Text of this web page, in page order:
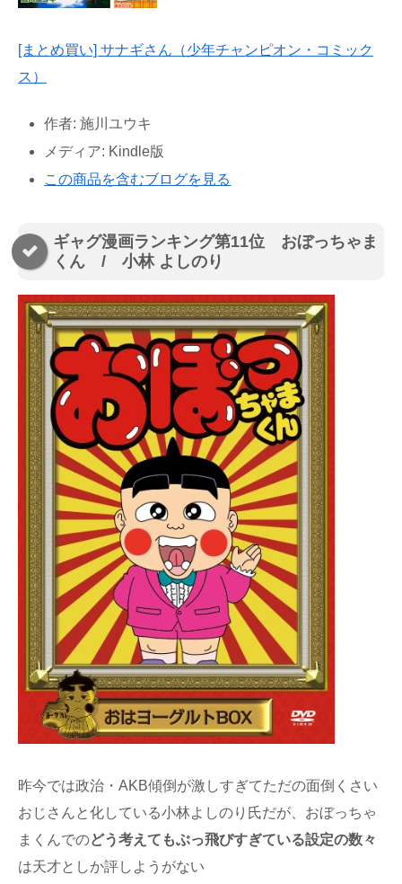
[まとめ買い] サナギさん（少年チャンピオン・コミック
ス）
作者: 施川ユウキ
メディア: Kindle版
この商品を含むブログを見る
ギャグ漫画ランキング第11位 おぼっちゃま
くん / 小林 よしのり
昨今では政治・AKB傾倒が激しすぎてただの面倒くさい
おじさんと化している小林よしのり氏だが、おぼっちゃ
まくんでのどう考えてもぶっ飛びすぎている設定の数々
は天才としか評しようがない